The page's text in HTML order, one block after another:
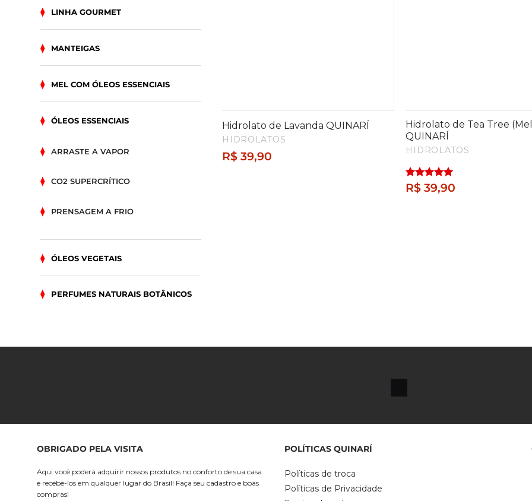
LINHA GOURMET
MANTEIGAS
MEL COM ÓLEOS ESSENCIAIS
ÓLEOS ESSENCIAIS
ARRASTE A VAPOR
CO2 SUPERCRÍTICO
PRENSAGEM A FRIO
ÓLEOS VEGETAIS
PERFUMES NATURAIS BOTÂNICOS
HIDROLATOS
Hidrolato de Lavanda QUINARÍ
R$ 39,90 HIDROLATOS
Hidrolato de Tea Tree
QUINARÍ
Avaliação
5.00
de 5
R$ 39,90
OBRIGADO PELA VISITA
Aqui você poderá adquirir nossos produtos no conforto de sua casa
e recebê-los em qualquer lugar do Brasil! Faça seu cadastro e boas
compras!
POLÍTICAS QUINARÍ
Políticas de troca
Políticas de Privacidade